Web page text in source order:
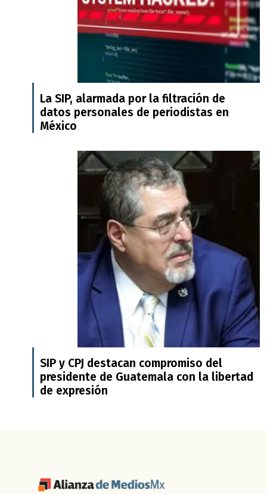
La SIP, alarmada por la filtración de
datos personales de periodistas en
México
SIP y CPJ destacan compromiso del
presidente de Guatemala con la libertad
de expresión